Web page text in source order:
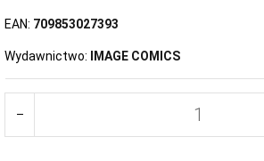
EAN: 709853027393
Wydawnictwo: IMAGE COMICS